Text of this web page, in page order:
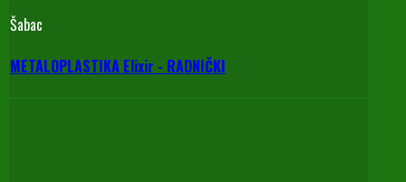
Šabac
METALOPLASTIKA Elixir - RADNIČKI